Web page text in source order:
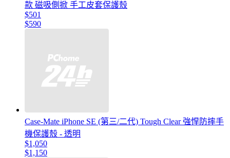
款 磁吸側掀 手工皮套保護殼
$501
$590
Case-Mate iPhone SE (第三/二代) Tough Clear 強悍防摔手
機保護殼 - 透明
$1,050
$1,150